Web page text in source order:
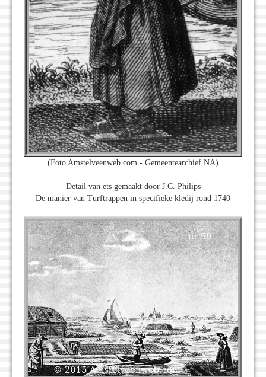
(Foto Amstelveenweb.com - Gemeentearchief NA)
Detail van ets gemaakt door J.C. Philips
De manier van Turftrappen in specifieke kledij rond 1740